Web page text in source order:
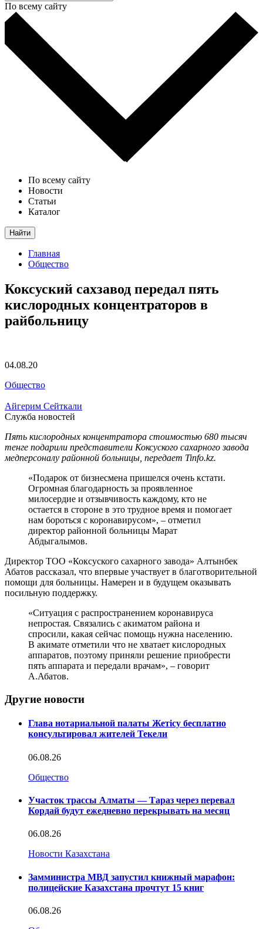
По всему сайту
По всему сайту
Новости
Статьи
Каталог
Найти
Главная
Общество
Коксуский сахзавод передал пять
кислородных концентраторов в
райбольницу
04.08.20
Общество
Айгерим Сейткали
Служба новостей
Пять кислородных концентратора стоимостью 680 тысяч
тенге подарили представители Коксуского сахарного завода
медперсоналу районной больницы, передает Tinfo.kz.
«Подарок от бизнесмена пришелся очень кстати.
Огромная благодарность за проявленное
милосердие и отзывчивость каждому, кто не
остается в стороне в это трудное время и помогает
нам бороться с коронавирусом», – отметил
директор районной больницы Марат
Абдыгалымов.
Директор ТОО «Коксуского сахарного завода» Алтынбек
Абатов рассказал, что впервые участвует в благотворительной
помощи для больницы. Намерен и в будущем оказывать
посильную поддержку.
«Ситуация с распространением коронавируса
непростая. Связались с акиматом района и
спросили, какая сейчас помощь нужна населению.
В акимате отметили что не хватает кислородных
аппаратов, поэтому приняли решение приобрести
пять аппарата и передали врачам», – говорит
А.Абатов.
Другие новости
Глава нотариальной палаты Жетісу бесплатно
консультировал жителей Текели
06.08.26
Общество
Участок трассы Алматы — Тараз через перевал
Кордай будут ежедневно перекрывать на месяц
06.08.26
Новости Казахстана
Замминистра МВД запустил книжный марафон:
полицейские Казахстана прочтут 15 книг
06.08.26